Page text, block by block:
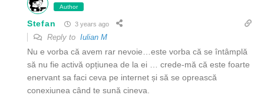
Author
Stefan 3 years ago
Reply to Iulian M
Nu e vorba că avem rar nevoie…este vorba că se întâmplă
să nu fie activă opțiunea de la ei … crede-mă că este foarte
enervant sa faci ceva pe internet și să se oprească
conexiunea când te sună cineva.